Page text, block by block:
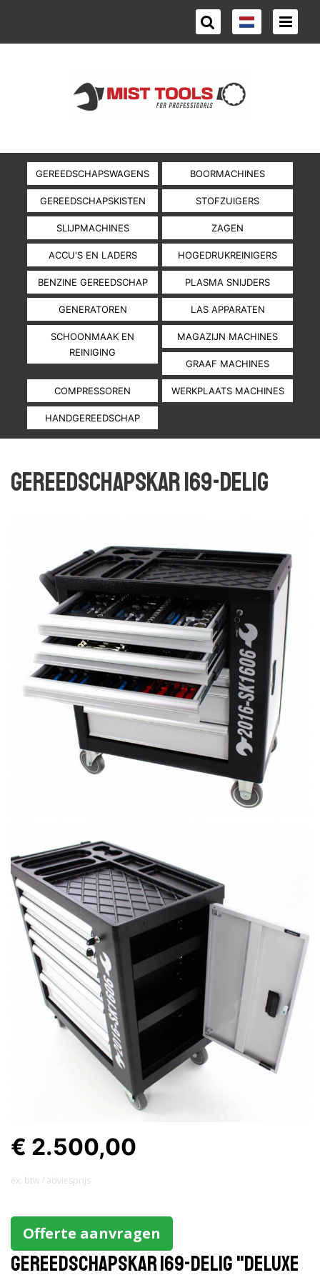
GEREEDSCHAPSWAGENS BOORMACHINES
GEREEDSCHAPSKISTEN STOFZUIGERS
SLIJPMACHINES ZAGEN
ACCU'S EN LADERS HOGEDRUKREINIGERS
BENZINE GEREEDSCHAP PLASMA SNIJDERS
GENERATOREN LAS APPARATEN
SCHOONMAAK EN
REINIGING
MAGAZIJN MACHINES
GRAAF MACHINES
COMPRESSOREN WERKPLAATS MACHINES
HANDGEREEDSCHAP
Gereedschapskar 169-delig
€ 2.500,00
ex. btw / adviesprijs
Offerte aanvragen
Gereedschapskar 169-delig "Deluxe